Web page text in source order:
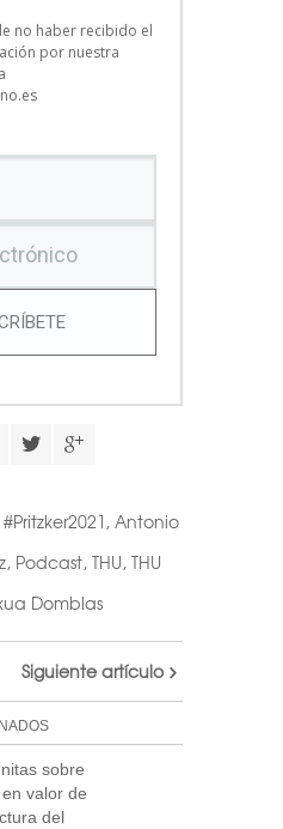
no haber recibido el
por nuestra
#Pritzker2021 , Antonio
, Podcast, THU, THU
Domblas
Siguiente artículo
sobre
valor de
del